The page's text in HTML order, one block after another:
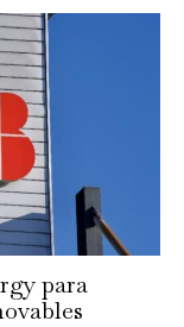
para